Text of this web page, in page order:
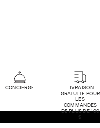
CONCIERGE
LIVRAISON
GRATUITE POUR
LES
COMMANDES
DE PLUS DE 100
$